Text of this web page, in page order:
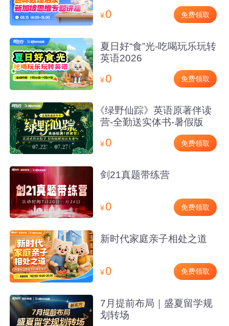
¥0 免费领取
夏日好“食”光-吃喝玩乐玩转
英语2026
¥0 免费领取
《绿野仙踪》英语原著伴读
营-全勤送实体书-暑假版
¥0 免费领取
剑21真题带练营
¥0 免费领取
新时代家庭亲子相处之道
¥0 免费领取
7月提前布局｜盛夏留学规
划转场